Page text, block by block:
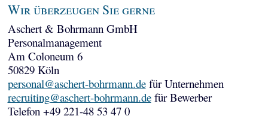
Wir überzeugen Sie gerne
Aschert & Bohrmann GmbH
Personalmanagement
Am Coloneum 6
50829 Köln
personal@aschert-bohrmann.defür Unternehmen
recruiting@aschert-bohrmann.defür Bewerber
Telefon +49 221-48 53 47 0